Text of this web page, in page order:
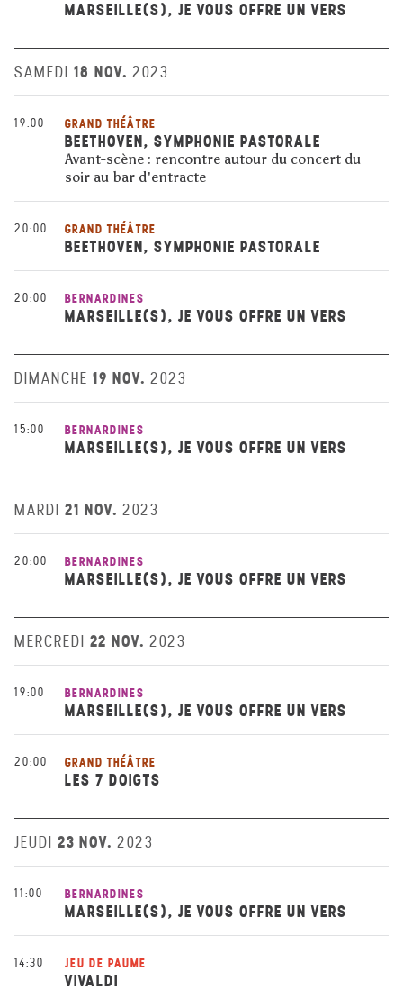
MARSEILLE(S), JE VOUS OFFRE UN VERS
SAMEDI 18 NOV. 2023
19:00 GRAND THÉÂTRE
BEETHOVEN, SYMPHONIE PASTORALE
Avant-scène : rencontre autour du concert du
soir au bar d'entracte
20:00 GRAND THÉÂTRE
BEETHOVEN, SYMPHONIE PASTORALE
20:00 BERNARDINES
MARSEILLE(S), JE VOUS OFFRE UN VERS
DIMANCHE 19 NOV. 2023
15:00 BERNARDINES
MARSEILLE(S), JE VOUS OFFRE UN VERS
MARDI 21 NOV. 2023
20:00 BERNARDINES
MARSEILLE(S), JE VOUS OFFRE UN VERS
MERCREDI 22 NOV. 2023
19:00 BERNARDINES
MARSEILLE(S), JE VOUS OFFRE UN VERS
20:00 GRAND THÉÂTRE
LES 7 DOIGTS
JEUDI 23 NOV. 2023
11:00 BERNARDINES
MARSEILLE(S), JE VOUS OFFRE UN VERS
14:30 JEU DE PAUME
VIVALDI